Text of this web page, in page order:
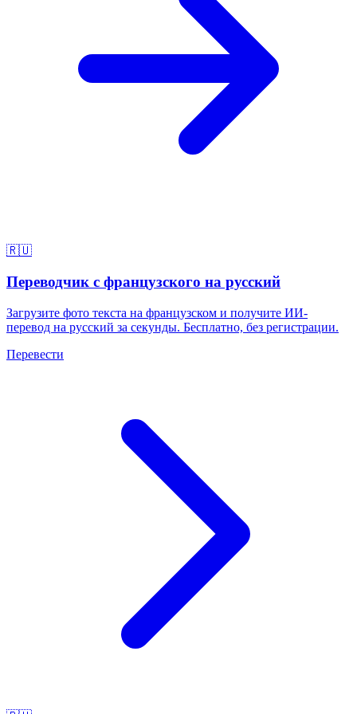
🇷🇺
Переводчик с французского на русский
Загрузите фото текста на французском и получите ИИ-
перевод на русский за секунды. Бесплатно, без регистрации.
Перевести